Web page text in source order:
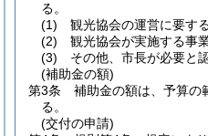
る。
(1)
観光協会の運営に要す
(2)
観光協会が実施する事
(3)
その他、市長が必要と
(補助金の額)
第3条
補助金の額は、予算の
る。
(交付の申請)